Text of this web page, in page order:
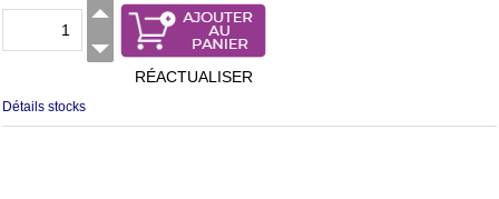
RÉACTUALISER
Détails stocks